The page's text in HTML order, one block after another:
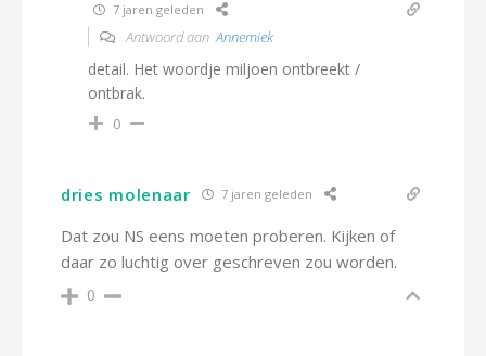
7 jaren geleden
Antwoord aan Annemiek
detail. Het woordje miljoen ontbreekt /
ontbrak.
0
dries molenaar 7 jaren geleden
Dat zou NS eens moeten proberen. Kijken of
daar zo luchtig over geschreven zou worden.
0